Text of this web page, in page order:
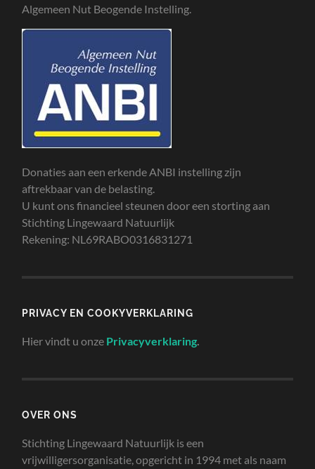
Algemeen Nut Beogende Instelling.
Donaties aan een erkende ANBI instelling zijn
aftrekbaar van de belasting.
U kunt ons financieel steunen door een storting aan
Stichting Lingewaard Natuurlijk
Rekening: NL69RABO0316831271
PRIVACY EN COOKYVERKLARING
Hier vindt u onze Privacyverklaring.
OVER ONS
Stichting Lingewaard Natuurlijk is een
vrijwilligersorganisatie, opgericht in 1994 met als naam